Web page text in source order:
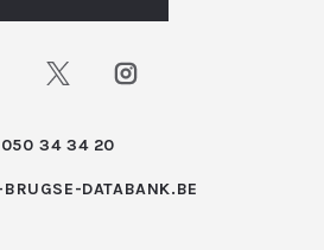
050 34 34 20
DATABANK.BE